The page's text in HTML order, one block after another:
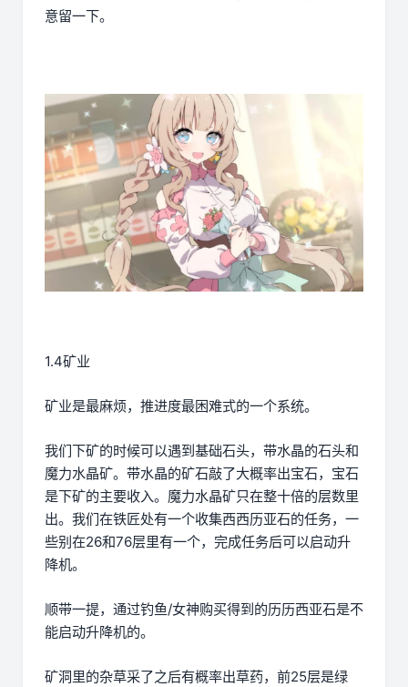
意留一下。
1.4矿业
矿业是最麻烦，推进度最困难式的一个系统。
我们下矿的时候可以遇到基础石头，带水晶的石头和
魔力水晶矿。带水晶的矿石敲了大概率出宝石，宝石
是下矿的主要收入。魔力水晶矿只在整十倍的层数里
出。我们在铁匠处有一个收集西西历亚石的任务，一
些别在26和76层里有一个，完成任务后可以启动升
降机。
顺带一提，通过钓鱼/女神购买得到的历历西亚石是不
能启动升降机的。
矿洞里的杂草采了之后有概率出草药，前25层是绿